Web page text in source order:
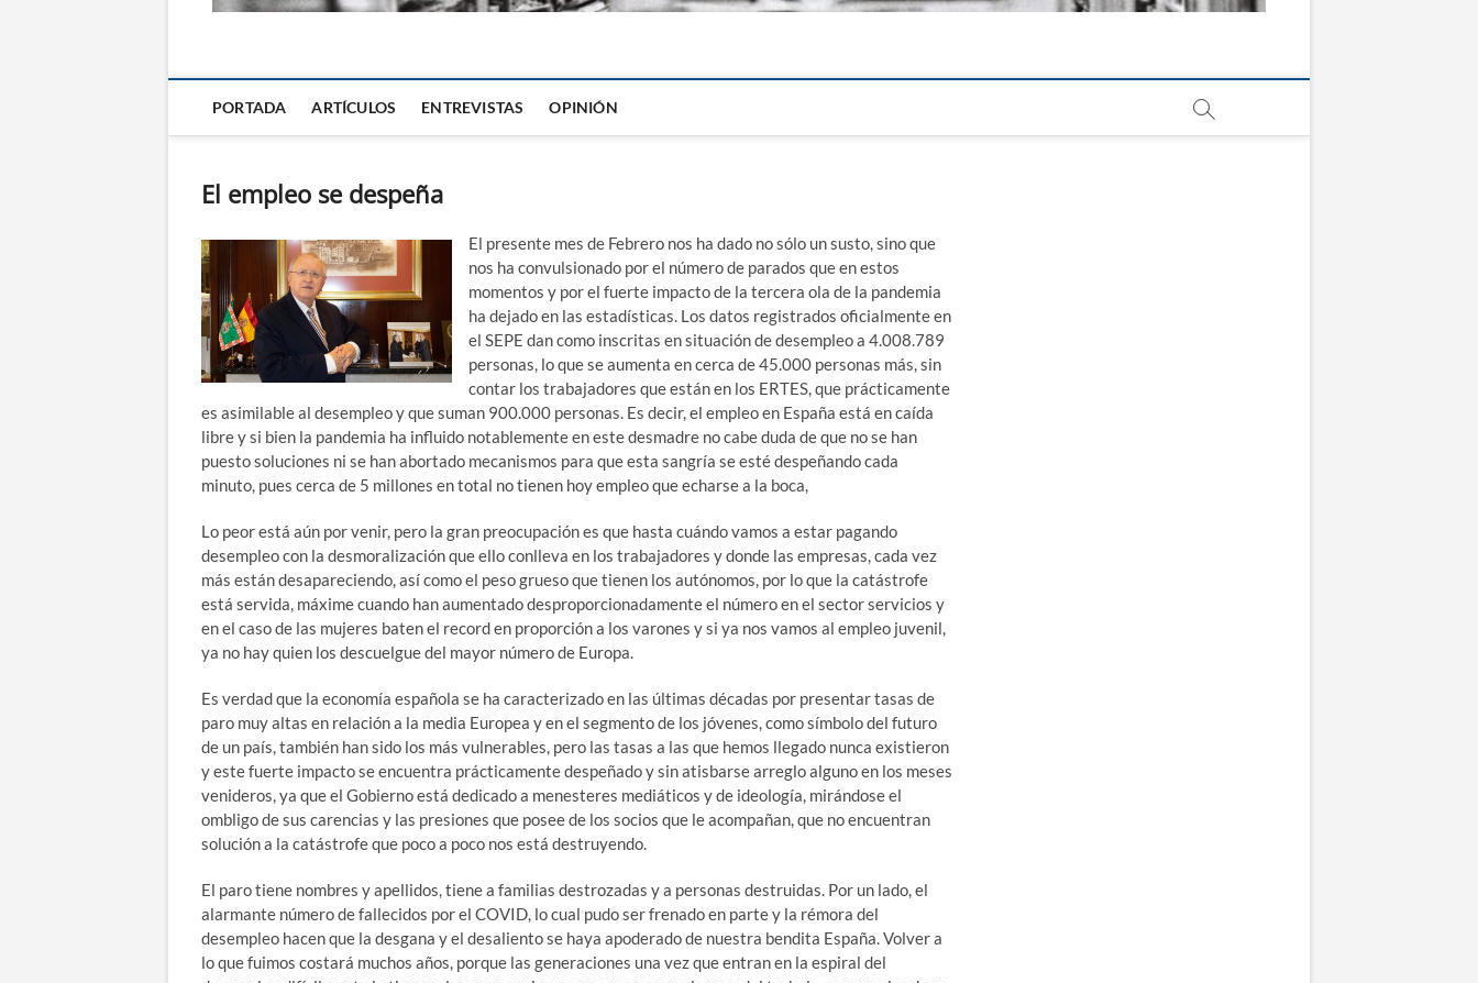
PORTADA ARTÍCULOS ENTREVISTAS OPINIÓN
El empleo se despeña
El presente mes de Febrero nos ha dado no sólo un susto, sino que
nos ha convulsionado por el número de parados que en estos
momentos y por el fuerte impacto de la tercera ola de la pandemia
ha dejado en las estadísticas. Los datos registrados oficialmente en
el SEPE dan como inscritas en situación de desempleo a 4.008.789
personas, lo que se aumenta en cerca de 45.000 personas más, sin
contar los trabajadores que están en los ERTES, que prácticamente
es asimilable al desempleo y que suman 900.000 personas. Es decir, el empleo en España está en caída
libre y si bien la pandemia ha influido notablemente en este desmadre no cabe duda de que no se han
puesto soluciones ni se han abortado mecanismos para que esta sangría se esté despeñando cada
minuto, pues cerca de 5 millones en total no tienen hoy empleo que echarse a la boca,
Lo peor está aún por venir, pero la gran preocupación es que hasta cuándo vamos a estar pagando
desempleo con la desmoralización que ello conlleva en los trabajadores y donde las empresas, cada vez
más están desapareciendo, así como el peso grueso que tienen los autónomos, por lo que la catástrofe
está servida, máxime cuando han aumentado desproporcionadamente el número en el sector servicios y
en el caso de las mujeres baten el record en proporción a los varones y si ya nos vamos al empleo juvenil,
ya no hay quien los descuelgue del mayor número de Europa.
Es verdad que la economía española se ha caracterizado en las últimas décadas por presentar tasas de
paro muy altas en relación a la media Europea y en el segmento de los jóvenes, como símbolo del futuro
de un país, también han sido los más vulnerables, pero las tasas a las que hemos llegado nunca existieron
y este fuerte impacto se encuentra prácticamente despeñado y sin atisbarse arreglo alguno en los meses
venideros, ya que el Gobierno está dedicado a menesteres mediáticos y de ideología, mirándose el
ombligo de sus carencias y las presiones que posee de los socios que le acompañan, que no encuentran
solución a la catástrofe que poco a poco nos está destruyendo.
El paro tiene nombres y apellidos, tiene a familias destrozadas y a personas destruidas. Por un lado, el
alarmante número de fallecidos por el COVID, lo cual pudo ser frenado en parte y la rémora del
desempleo hacen que la desgana y el desaliento se haya apoderado de nuestra bendita España. Volver a
lo que fuimos costará muchos años, porque las generaciones una vez que entran en la espiral del